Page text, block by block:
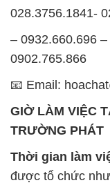
028.3756.1841-
– 0932.660.696
0902.765.866
📧 Email:
GIỜ LÀM VIỆC
TRƯỜNG PHÁT
Thời gian làm
được tổ chức